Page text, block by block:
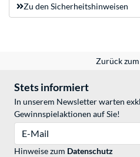
Zu den Sicherheitshinweisen
Zurück
Stets informiert
In unserem Newsletter warten
Gewinnspielaktionen auf Sie!
Hinweise zum Datenschutz